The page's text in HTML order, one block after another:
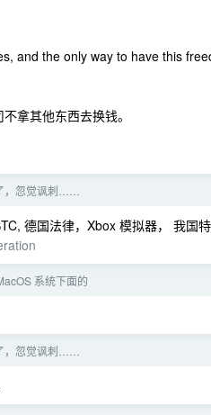
and the only way to have this
拿其他东西去换钱。
，忽觉讽刺……
德国法律，Xbox 模拟器， 我国
系统下面的
，忽觉讽刺……